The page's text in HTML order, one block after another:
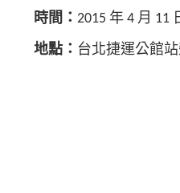
時間： 2015 年 4 月 11
地點： 台北捷運公館